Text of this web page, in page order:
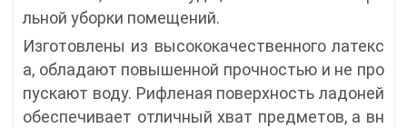
льной уборки помещений.
Изготовлены из высококачественного латекс
а, обладают повышенной прочностью и не про
пускают воду. Рифленая поверхность ладоней
обеспечивает отличный хват предметов, а вн